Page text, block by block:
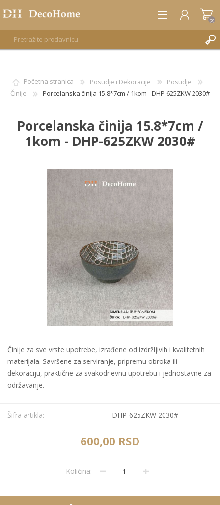
REGISTRUJTE SE
PRIJAVA
(0)
Početna stranica Posudje i Dekoracije
Posudje
Činije
Porcelanska činija 15.8*7cm / 1kom - DHP-625ZKW 2030#
Porcelanska činija 15.8*7cm /
1kom - DHP-625ZKW 2030#
Činije za sve vrste upotrebe, izrađene od izdržljivih i kvalitetnih
materijala. Savršene za serviranje, pripremu obroka ili
dekoraciju, praktične za svakodnevnu upotrebu i jednostavne za
održavanje.
Šifra artikla: DHP-625ZKW 2030#
600,00 RSD
Količina: